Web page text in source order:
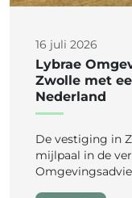
16 juli 2026
Lybrae
Zwolle met
Nederland
De vestiging in
mijlpaal in de